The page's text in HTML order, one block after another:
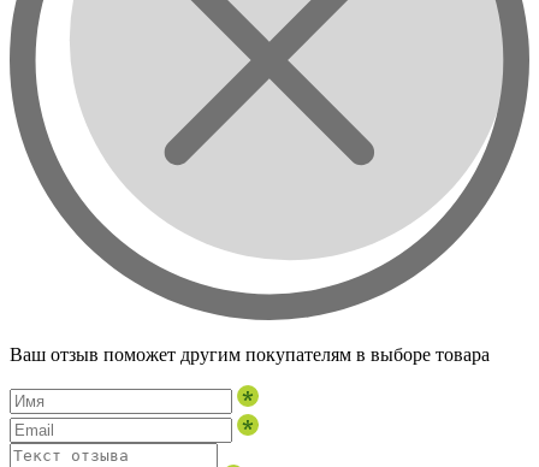
Ваш отзыв поможет другим покупателям в выборе товара